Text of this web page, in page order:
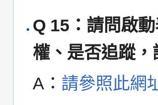
Q 15：請問啟
權、是否追蹤
A： 請參照此網